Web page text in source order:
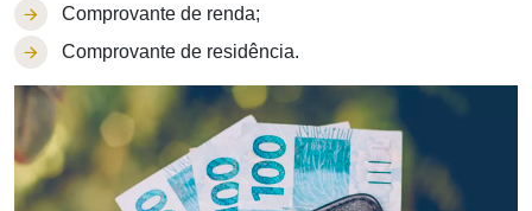
Comprovante de renda;
Comprovante de residência.